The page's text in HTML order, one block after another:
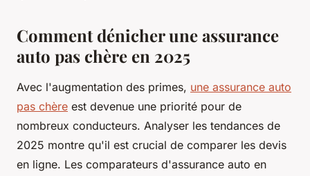
Comment dénicher une assurance
auto pas chère en 2025
Avec l'augmentation des primes, une assurance auto
pas chère est devenue une priorité pour de
nombreux conducteurs. Analyser les tendances de
2025 montre qu'il est crucial de comparer les devis
en ligne. Les comparateurs d'assurance auto en